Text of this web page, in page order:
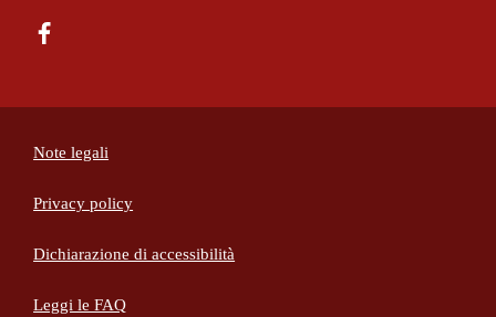
Note legali
Privacy policy
Dichiarazione di accessibilità
Leggi le FAQ